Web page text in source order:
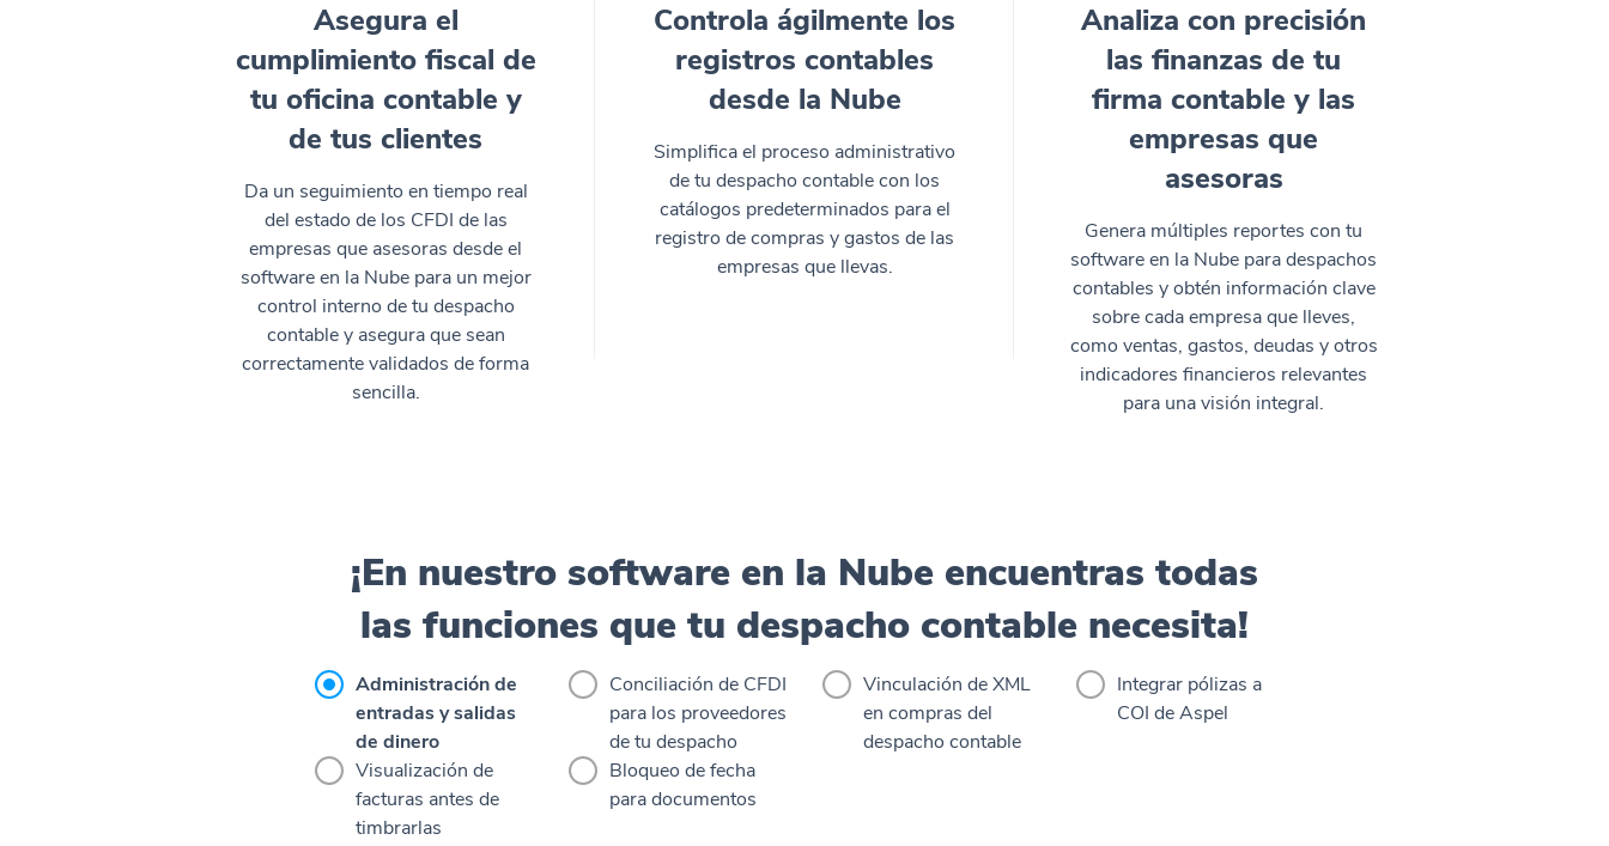
Asegura el
cumplimiento fiscal de
tu oficina contable y
de tus clientes
Da un seguimiento en tiempo real
del estado de los CFDI de las
empresas que asesoras desde el
software en la Nube para un mejor
control interno de tu despacho
contable y asegura que sean
correctamente validados de forma
sencilla.
Controla ágilmente los
registros contables
desde la Nube
Simplifica el proceso administrativo
de tu despacho contable con los
catálogos predeterminados para el
registro de compras y gastos de las
empresas que llevas.
Analiza con precisión
las finanzas de tu
firma contable y las
empresas que
asesoras
Genera múltiples reportes con tu
software en la Nube para despachos
contables y obtén información clave
sobre cada empresa que lleves,
como ventas, gastos, deudas y otros
indicadores financieros relevantes
para una visión integral.
¡En nuestro software en la Nube encuentras todas
las funciones que tu despacho contable necesita!
Administración de
entradas y salidas
de dinero
Conciliación de CFDI
para los proveedores
de tu despacho
Vinculación de XML
en compras del
despacho contable
Integrar pólizas a
COI de Aspel
Visualización de
facturas antes de
timbrarlas
Bloqueo de fecha
para documentos